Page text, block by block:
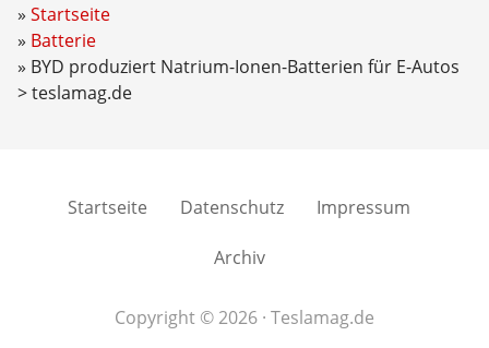
Startseite
Batterie
BYD produziert Natrium-Ionen-Batterien für E-Autos
> teslamag.de
Startseite Datenschutz Impressum
Archiv
Copyright © 2026 · Teslamag.de